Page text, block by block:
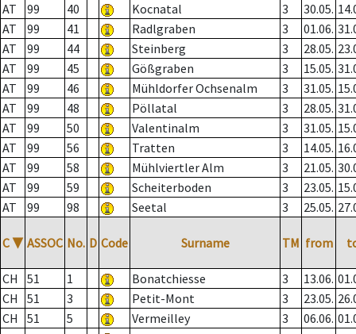
AT
99 40 Kocnatal 3 30.05.
AT
99 41 Radlgraben 3 01.06.
AT
99 44 Steinberg 3 28.05.
AT
99 45 Gößgraben 3 15.05.
AT
99 46 Mühldorfer Ochsenalm 3 31.05.
AT
99 48 Pöllatal 3 28.05.
AT
99 50 Valentinalm 3 31.05.
AT
99 56 Tratten 3 14.05.
AT
99 58 Mühlviertler Alm 3 21.05.
AT
99 59 Scheiterboden 3 23.05.
AT
99 98 Seetal 3 25.05.
C ▼ ASSOC No. D Code Surname TM from
CH 51 1 Bonatchiesse 3 13.06.
CH
51 3 Petit-Mont 3 23.05.
CH
51 5 Vermeilley 3 06.06.